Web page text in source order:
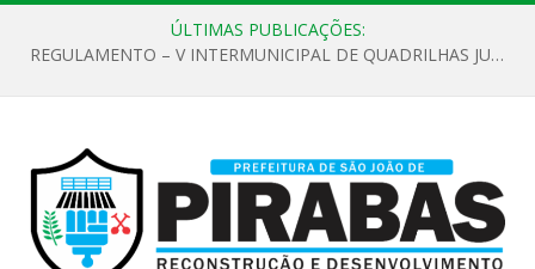
ÚLTIMAS PUBLICAÇÕES:
REGULAMENTO – V INTERMUNICIPAL DE QUADRILHAS JUNINAS 2026